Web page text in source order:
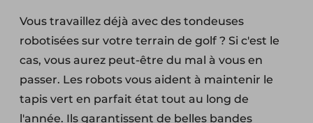
Vous travaillez déjà avec des tondeuses
robotisées sur votre terrain de golf ? Si c'est le
cas, vous aurez peut-être du mal à vous en
passer. Les robots vous aident à maintenir le
tapis vert en parfait état tout au long de
l'année. Ils garantissent de belles bandes